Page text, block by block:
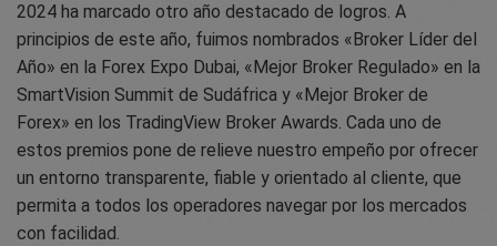
2024 ha marcado otro año destacado de logros. A
principios de este año, fuimos nombrados «Broker Líder del
Año» en la Forex Expo Dubai, «Mejor Broker Regulado» en la
SmartVision Summit de Sudáfrica y «Mejor Broker de
Forex» en los TradingView Broker Awards. Cada uno de
estos premios pone de relieve nuestro empeño por ofrecer
un entorno transparente, fiable y orientado al cliente, que
permita a todos los operadores navegar por los mercados
con facilidad.